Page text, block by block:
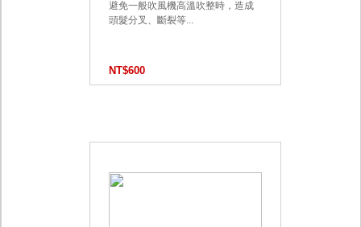
避免一般吹風機高溫吹整時，造成
頭髮分叉、斷裂等...
NT$600